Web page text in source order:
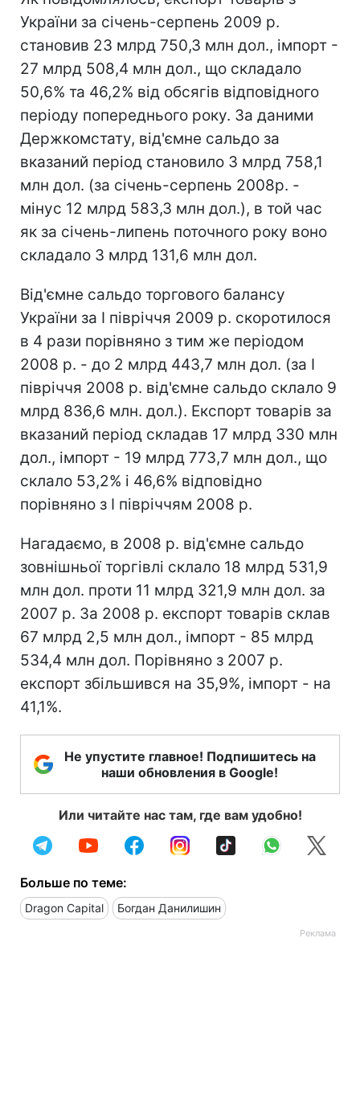
України за січень-серпень 2009 р.
становив 23 млрд 750,3 млн дол., імпорт -
27 млрд 508,4 млн дол., що складало
50,6% та 46,2% від обсягів відповідного
періоду попереднього року. За даними
Держкомстату, від'ємне сальдо за
вказаний період становило 3 млрд 758,1
млн дол. (за січень-серпень 2008р. -
мінус 12 млрд 583,3 млн дол.), в той час
як за січень-липень поточного року воно
складало 3 млрд 131,6 млн дол.
Від'ємне сальдо торгового балансу
України за I півріччя 2009 р. скоротилося
в 4 рази порівняно з тим же періодом
2008 р. - до 2 млрд 443,7 млн дол. (за I
півріччя 2008 р. від'ємне сальдо склало 9
млрд 836,6 млн. дол.). Експорт товарів за
вказаний період складав 17 млрд 330 млн
дол., імпорт - 19 млрд 773,7 млн дол., що
склало 53,2% і 46,6% відповідно
порівняно з I півріччям 2008 р.
Нагадаємо, в 2008 р. від'ємне сальдо
зовнішньої торгівлі склало 18 млрд 531,9
млн дол. проти 11 млрд 321,9 млн дол. за
2007 р. За 2008 р. експорт товарів склав
67 млрд 2,5 млн дол., імпорт - 85 млрд
534,4 млн дол. Порівняно з 2007 р.
експорт збільшився на 35,9%, імпорт - на
41,1%.
Не упустите главное! Подпишитесь на
наши обновления в Google!
Или читайте нас там, где вам удобно!
Больше по теме:
Dragon Capital Богдан Данилишин